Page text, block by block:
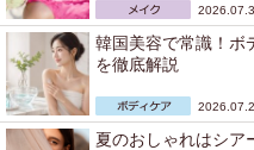
韓国美容で常識！ボ
を徹底解説
夏のおしゃれはシア